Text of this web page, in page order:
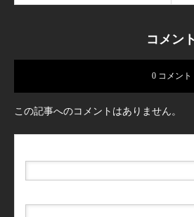
コメント
0 コメント
この記事へのコメントはありません。